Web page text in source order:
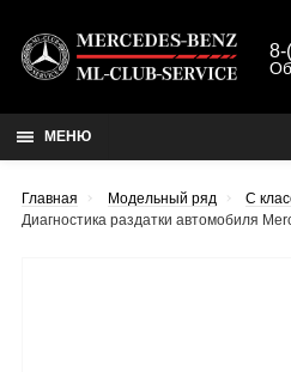
8-
МЕНЮ
Главная Модельный ряд
C
Диагностика раздатки автомобиля